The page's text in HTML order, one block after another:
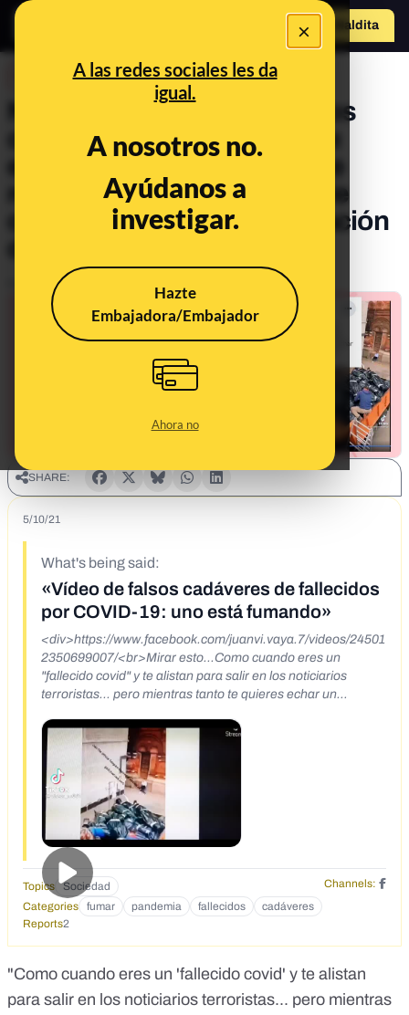
×
A las redes sociales les da
igual.
A nosotros no.
Ayúdanos a
investigar.
Hazte
Embajadora/Embajador
Ahora no
Hazte Maldito
No, este vídeo de supuestos
cadáveres en el que uno de
ellos está fumando no tiene
relación con la pandemia de
coronavirus: es de la grabación
Publicado el
SHARE:
5/10/21
What's being said:
«Vídeo de falsos cadáveres de fallecidos
por COVID-19: uno está fumando»
<div>https://www.facebook.com/juanvi.vaya.7/videos/24501
2350699007/<br>Mirar esto...Como cuando eres un
"fallecido covid" y te alistan para salir en los noticiarios
terroristas... pero mientras tanto te quieres echar un
Topics Sociedad
Channels:
Categories
fumar pandemia fallecidos
cadáveres
Reports2
"Como cuando eres un 'fallecido covid' y te alistan
para salir en los noticiarios terroristas... pero mientras